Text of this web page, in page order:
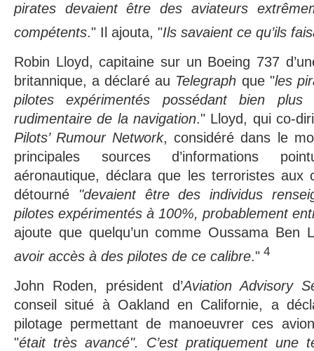
pirates devaient être des aviateurs
compétents." Il ajouta, "Ils savaient ce qu’ils
Robin Lloyd, capitaine sur un Boeing 737
britannique, a déclaré au Telegraph que "les
pilotes expérimentés possédant bien plus
rudimentaire de la navigation." Lloyd, qui co-
Pilots’ Rumour Network, considéré dans le
principales sources d’informations
aéronautique, déclara que les terroristes aux
détourné
"devaient être des individus
pilotes expérimentés à 100%, probablement
ajoute que quelqu’un comme Oussama Ben
avoir accès à des pilotes de ce calibre." 4
John Roden, président d’Aviation Advisory
conseil situé à Oakland en Californie, a
pilotage permettant de manoeuvrer ces
"était très avancé". C’est pratiquement une